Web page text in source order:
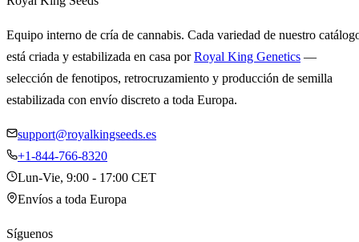
Equipo interno de cría de cannabis. Cada variedad de nuestro
está criada y estabilizada en casa porRoyal King Genetics —
selección de fenotipos, retrocruzamiento y producción de semilla
estabilizada con envío discreto a toda Europa.
support@royalkingseeds.es
+1-844-766-8320
Lun-Vie, 9:00 - 17:00 CET
Envíos a toda Europa
Síguenos